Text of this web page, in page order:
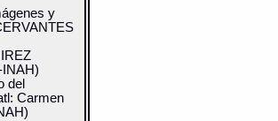
y
del
Carmen